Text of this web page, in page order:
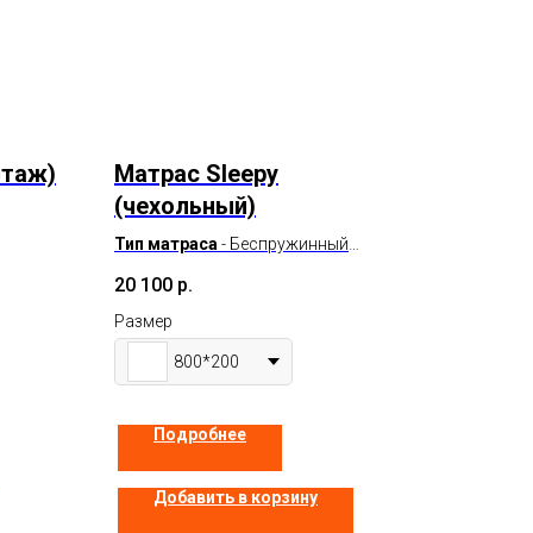
Матрас Sleepy
(чехольный)
Тип матраса - Беспружинный
Высота 210
Жесткость
В наличии
20 100 р.
Размер
800*200
Подробнее
Добавить в корзину